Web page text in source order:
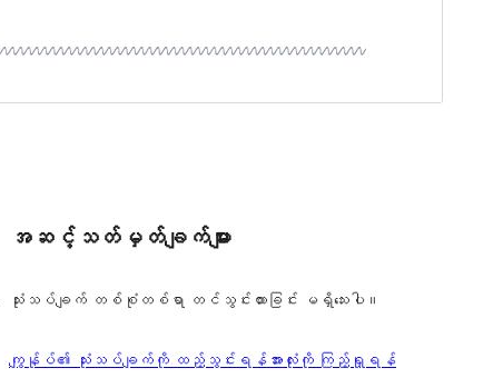
အဆင့်သတ်မှတ်ချက်များ
သုံးသပ်ချက် တစ်စုံတစ်ရာ တင်သွင်းထားခြင်း မရှိသေးပါ။
ကျွန်ုပ်၏ သုံးသပ်ချက်ကို ထည့်သွင်းရန်သုံးသပ်
အားလုံးကို ကြည့်ရှုရန်